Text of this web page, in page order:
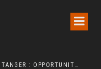
INVESTIR DANS UN APPARTEMENT À TANGER : OPPORTUNITÉS ET POINTS ESSENTIELS À CONNAÎTRE